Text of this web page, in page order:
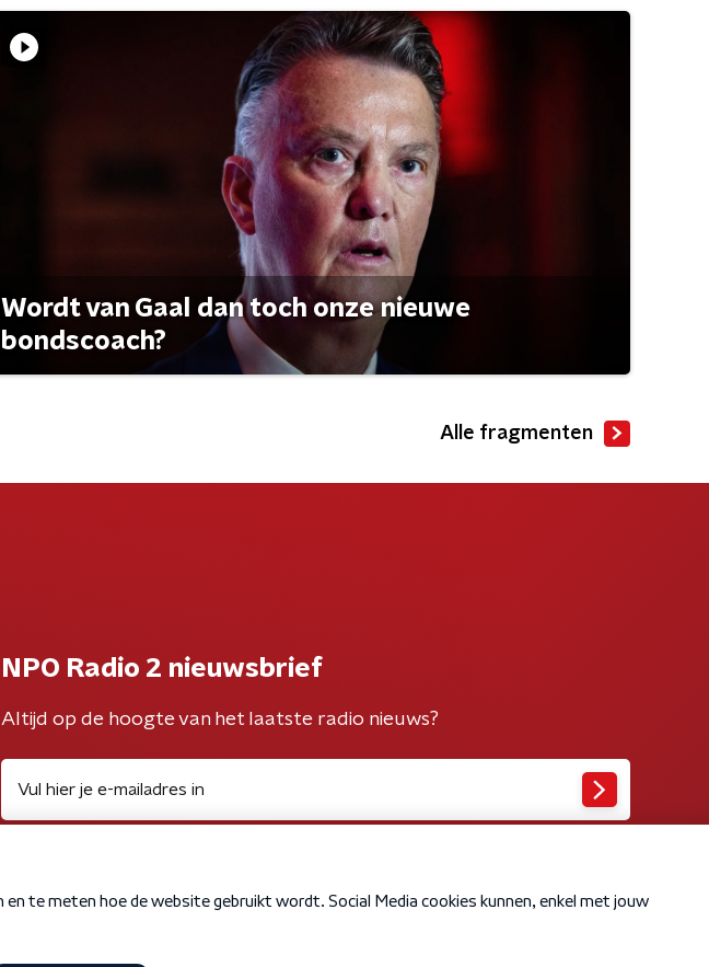
Wordt van Gaal dan toch onze nieuwe
bondscoach?
Alle fragmenten
NPO Radio 2 nieuwsbrief
Altijd op de hoogte van het laatste radio nieuws?